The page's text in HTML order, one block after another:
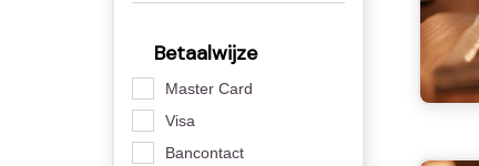
Betaalwijze
Master Card
Visa
Bancontact